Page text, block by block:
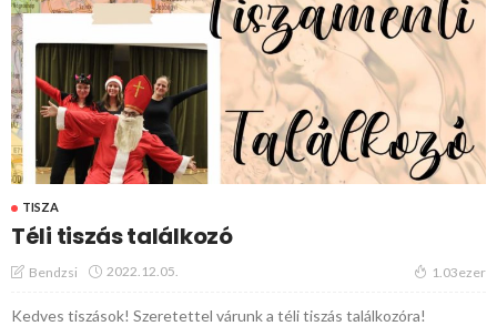
TISZA
Téli tiszás találkozó
Bendzsi 2022.12.05. 1.03ezer
Kedves tiszások! Szeretettel várunk a téli tiszás találkozóra!